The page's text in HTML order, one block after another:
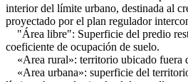
interior del límite urbano, destinada al
proyectado por el plan regulador
"Área libre": Superficie del predio
coeficiente de ocupación de suelo.
«Area rural»: territorio ubicado fuera
«Area urbana»: superficie del